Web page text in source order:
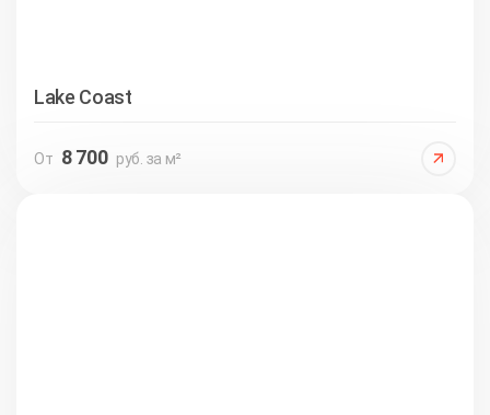
Lake Coast
От 8 700 руб. за м²